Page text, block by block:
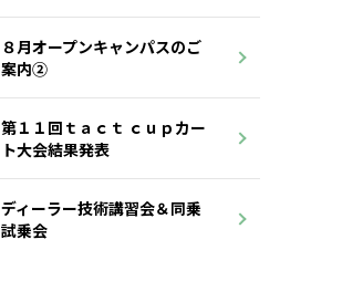
８月オープンキャンパスのご
案内②
第１１回ｔａｃｔ ｃｕｐカー
ト大会結果発表
ディーラー技術講習会＆同乗
試乗会